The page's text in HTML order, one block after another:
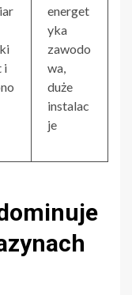
i
energet
yka
zawodo
wa,
duże
instalac
je